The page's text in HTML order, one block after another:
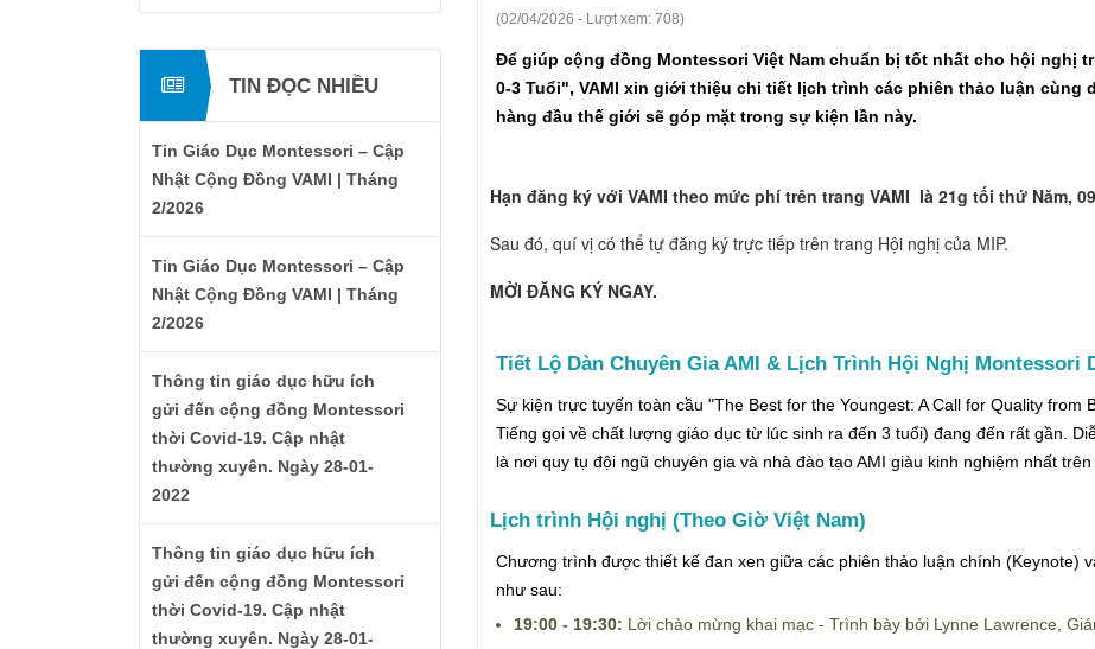
(02/04/2026 - Lượt xem: 708)
Để giúp cộng đồng Montessori Việt Nam chuẩn bị tốt nhất cho hội nghị
0-3 Tuổi", VAMI xin giới thiệu chi tiết lịch trình các phiên thảo luận cùng
hàng đầu thế giới sẽ góp mặt trong sự kiện lần này.
Hạn đăng ký với VAMI theo mức phí trên trang VAMI là 21g tối thứ Năm,
Sau đó, quí vị có thể tự đăng ký trực tiếp trên trang Hội nghị của MIP.
MỜI ĐĂNG KÝ NGAY.
Tiết Lộ Dàn Chuyên Gia AMI & Lịch Trình Hội Nghị Montessori
Sự kiện trực tuyến toàn cầu "The Best for the Youngest: A Call for Quality
Tiếng gọi về chất lượng giáo dục từ lúc sinh ra đến 3 tuổi) đang đến rất gần.
là nơi quy tụ đội ngũ chuyên gia và nhà đào tạo AMI giàu kinh nghiệm nhất trên
Lịch trình Hội nghị (Theo Giờ Việt Nam)
Chương trình được thiết kế đan xen giữa các phiên thảo luận chính (Keynote)
như sau:
19:00 - 19:30: Lời chào mừng khai mạc - Trình bày bởi Lynne Lawrence,
TIN ĐỌC NHIỀU
Tin Giáo Dục Montessori – Cập
Nhật Cộng Đồng VAMI | Tháng
2/2026
Tin Giáo Dục Montessori – Cập
Nhật Cộng Đồng VAMI | Tháng
2/2026
Thông tin giáo dục hữu ích
gửi đến cộng đồng Montessori
thời Covid-19. Cập nhật
thường xuyên. Ngày 28-01-
2022
Thông tin giáo dục hữu ích
gửi đến cộng đồng Montessori
thời Covid-19. Cập nhật
thường xuyên. Ngày 28-01-